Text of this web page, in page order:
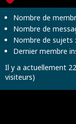
Nombre de
Nombre de
Nombre de sujets :
Dernier membre
Il y a actuellement
visiteurs)